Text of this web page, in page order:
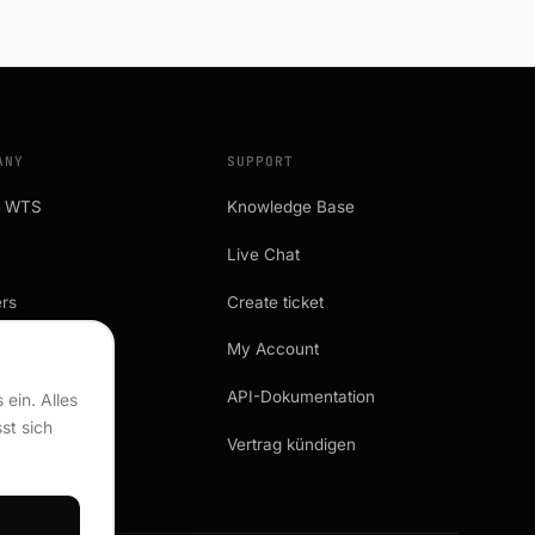
WTS
SUPPORT
Knowledge Base
Live Chat
Create ticket
My Account
API-Dokumentation
Vertrag kündigen
ein. Alles
sich